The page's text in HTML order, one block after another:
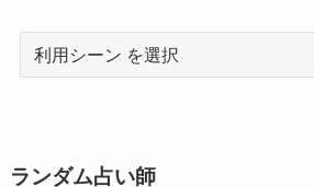
利
用
ン
ランダム占い師